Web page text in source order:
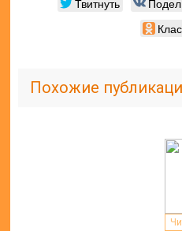
Твитнуть
Похожие